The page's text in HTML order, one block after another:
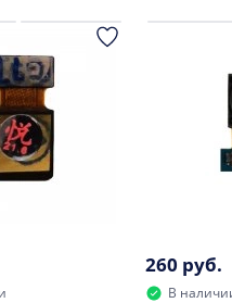
260 руб.
В